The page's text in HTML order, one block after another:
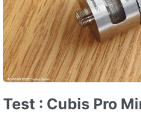
Test : Cubis Pro